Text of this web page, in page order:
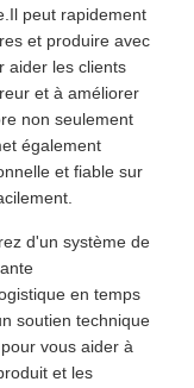
peut rapidement
et produire avec
aider les clients
et à améliorer
non seulement
également
et fiable sur
d'un système de
en temps
soutien technique
vous aider à
et les